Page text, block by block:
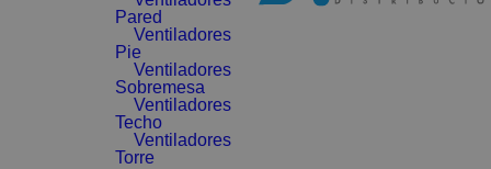
Pared
Ventiladores
Pie
Ventiladores
Sobremesa
Ventiladores
Techo
Ventiladores
Torre